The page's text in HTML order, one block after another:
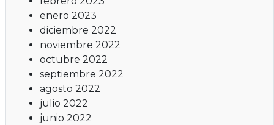
enero 2023
diciembre 2022
noviembre 2022
octubre 2022
septiembre 2022
agosto 2022
julio 2022
junio 2022